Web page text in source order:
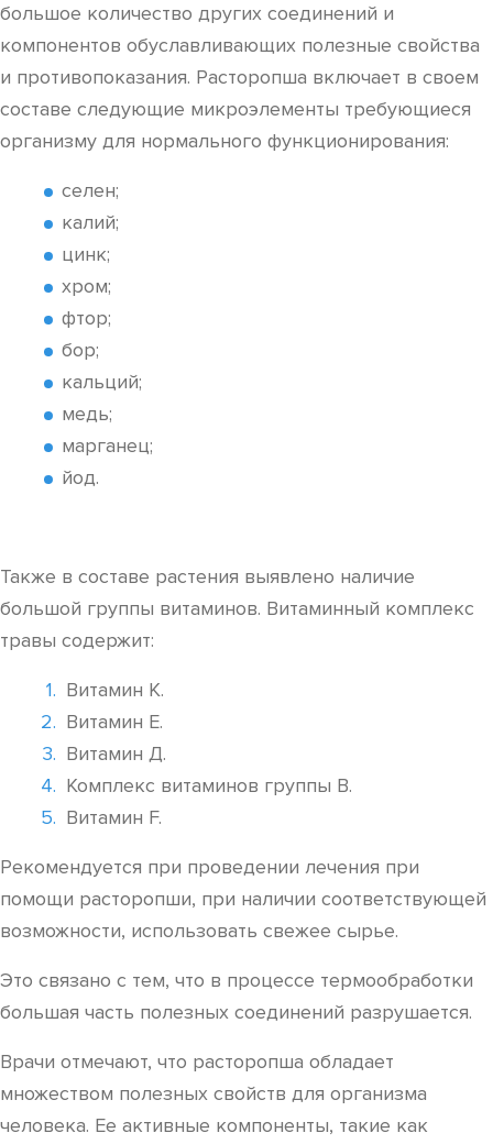
большое количество других соединений и
компонентов обуславливающих полезные свойства
и противопоказания. Расторопша включает в своем
составе следующие микроэлементы требующиеся
организму для нормального функционирования:
селен;
калий;
цинк;
хром;
фтор;
бор;
кальций;
медь;
марганец;
йод.
Также в составе растения выявлено наличие
большой группы витаминов. Витаминный комплекс
травы содержит:
Витамин К.
Витамин Е.
Витамин Д.
Комплекс витаминов группы В.
Витамин F.
Рекомендуется при проведении лечения при
помощи расторопши, при наличии соответствующей
возможности, использовать свежее сырье.
Это связано с тем, что в процессе термообработки
большая часть полезных соединений разрушается.
Врачи отмечают, что расторопша обладает
множеством полезных свойств для организма
человека. Ее активные компоненты, такие как